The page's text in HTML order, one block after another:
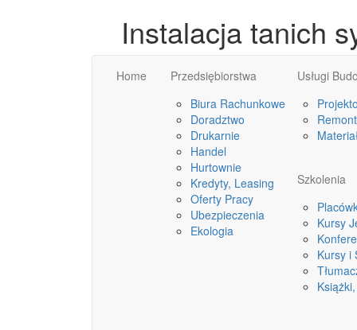
Instalacja tanich
Home
Przedsiębiorstwa
Biura Rachunkowe
Doradztwo
Drukarnie
Handel
Hurtownie
Kredyty, Leasing
Oferty Pracy
Ubezpieczenia
Ekologia
Usługi
Szkolenia
Kursy
Kursy i